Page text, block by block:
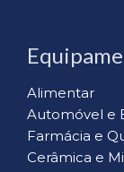
Alimentar
Automóvel e
Farmácia e
Cerâmica e